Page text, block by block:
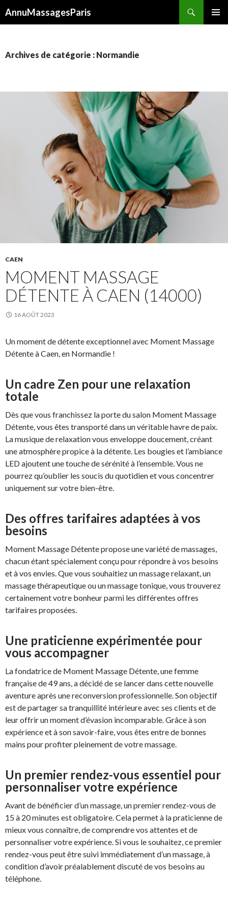
AnnuMassagesParis
Archives de catégorie : Normandie
CAEN
MOMENT MASSAGE
DÉTENTE À CAEN (14000)
16 AOÛT 2023
Un moment de détente exceptionnel avec Moment Massage
Détente à Caen, en Normandie !
Un cadre Zen pour une relaxation
totale
Dès que vous franchissez la porte du salon Moment Massage
Détente, vous êtes transporté dans un véritable havre de paix.
La musique de relaxation vous enveloppe doucement, créant
une atmosphère propice à la détente. Les bougies et l’ambiance
LED ajoutent une touche de sérénité à l’ensemble. Vous ne
pourrez qu’oublier les soucis du quotidien et vous concentrer
uniquement sur votre bien-être.
Des offres tarifaires adaptées à vos
besoins
Moment Massage Détente propose une variété de massages,
chacun étant spécialement conçu pour répondre à vos besoins
et à vos envies. Que vous souhaitiez un massage relaxant, un
massage thérapeutique ou un massage tonique, vous trouverez
certainement votre bonheur parmi les différentes offres
tarifaires proposées.
Une praticienne expérimentée pour
vous accompagner
La fondatrice de Moment Massage Détente, une femme
française de 49 ans, a décidé de se lancer dans cette nouvelle
aventure après une reconversion professionnelle. Son objectif
est de partager sa tranquillité intérieure avec ses clients et de
leur offrir un moment d’évasion incomparable. Grâce à son
expérience et à son savoir-faire, vous êtes entre de bonnes
mains pour profiter pleinement de votre massage.
Un premier rendez-vous essentiel pour
personnaliser votre expérience
Avant de bénéficier d’un massage, un premier rendez-vous de
15 à 20 minutes est obligatoire. Cela permet à la praticienne de
mieux vous connaître, de comprendre vos attentes et de
personnaliser votre expérience. Si vous le souhaitez, ce premier
rendez-vous peut être suivi immédiatement d’un massage, à
condition d’avoir préalablement discuté de vos besoins au
téléphone.